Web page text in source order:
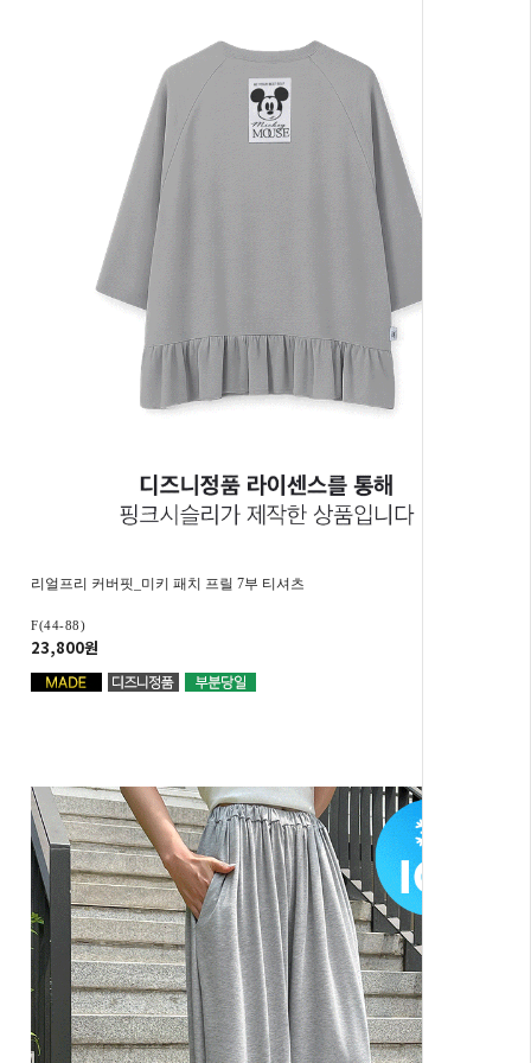
리얼프리 커버핏_미키 패치 프릴 7부 티셔츠
F(44-88)
23,800원